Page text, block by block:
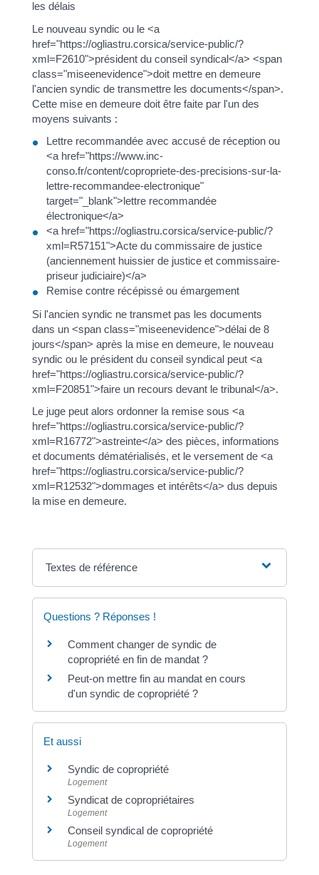
les délais
Le nouveau syndic ou le <a
href="https://ogliastru.corsica/service-public/?
xml=F2610">président du conseil syndical</a> <span
class="miseenevidence">doit mettre en demeure
l'ancien syndic de transmettre les documents</span>.
Cette mise en demeure doit être faite par l'un des
moyens suivants :
Lettre recommandée avec accusé de réception ou
<a href="https://www.inc-
conso.fr/content/copropriete-des-precisions-sur-la-
lettre-recommandee-electronique"
target="_blank">lettre recommandée
électronique</a>
<a href="https://ogliastru.corsica/service-public/?
xml=R57151">Acte du commissaire de justice
(anciennement huissier de justice et commissaire-
priseur judiciaire)</a>
Remise contre récépissé ou émargement
Si l'ancien syndic ne transmet pas les documents
dans un <span class="miseenevidence">délai de 8
jours</span> après la mise en demeure, le nouveau
syndic ou le président du conseil syndical peut <a
href="https://ogliastru.corsica/service-public/?
xml=F20851">faire un recours devant le tribunal</a>.
Le juge peut alors ordonner la remise sous <a
href="https://ogliastru.corsica/service-public/?
xml=R16772">astreinte</a> des pièces, informations
et documents dématérialisés, et le versement de <a
href="https://ogliastru.corsica/service-public/?
xml=R12532">dommages et intérêts</a> dus depuis
la mise en demeure.
Textes de référence
Questions ? Réponses !
Comment changer de syndic de
copropriété en fin de mandat ?
Peut-on mettre fin au mandat en cours
d'un syndic de copropriété ?
Et aussi
Syndic de copropriété
Logement
Syndicat de copropriétaires
Logement
Conseil syndical de copropriété
Logement